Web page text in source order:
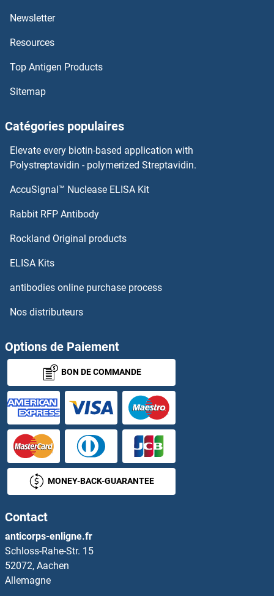
CERK Kits ELISA
Ceramide Synthase 2 Kits ELISA
CER1 Kits ELISA
CEP97 Kits ELISA
CEP78 Kits ELISA
Cep76 Kits ELISA
CGA Kits ELISA
CGB Kits ELISA
CGGBP1 Kits ELISA
CGRP Kits ELISA
CH25H Kits ELISA
CHAC1 Kits ELISA
CHAC2 Kits ELISA
CHAD Kits ELISA
CHAF1B Kits ELISA
Charged Multivesicular Body Protein 2B Kits ELISA
Newsletter
Resources
Top Antigen Products
Sitemap
Catégories populaires
Elevate every biotin-based application with
Polystreptavidin - polymerized Streptavidin.
AccuSignal™ Nuclease ELISA Kit
Rabbit RFP Antibody
Rockland Original products
ELISA Kits
antibodies online purchase process
Nos distributeurs
Options de Paiement
BON DE COMMANDE
MONEY-BACK-GUARANTEE
Contact
anticorps-enligne.fr
Schloss-Rahe-Str. 15
52072, Aachen
Allemagne